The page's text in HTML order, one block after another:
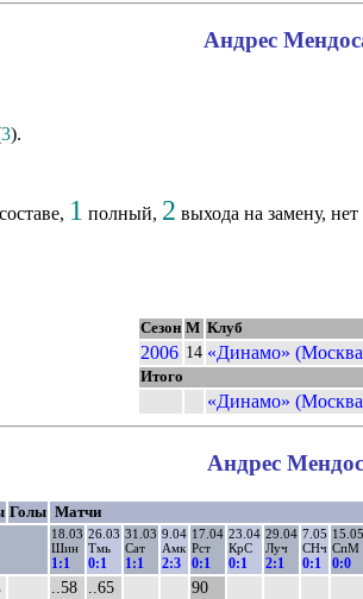
Андрес
3).
1 полный, 2 выхода на замену,
Сезон М Клуб
2006 14 «Динамо»
Итого
«Динамо»
Андрес
Голы Матчи
18.03
Шин
1:1
26.03
Тмь
0:1
31.03
Сат
1:1
9.04
Амк
2:3
17.04
Рст
0:1
23.04
КрС
0:1
29.04
Луч
2:1
7.05
СНч
0:1
15.05
СпМ
0:0
..58 ..65 90